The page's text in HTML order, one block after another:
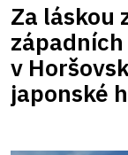
Za láskou
západních
v
japonské